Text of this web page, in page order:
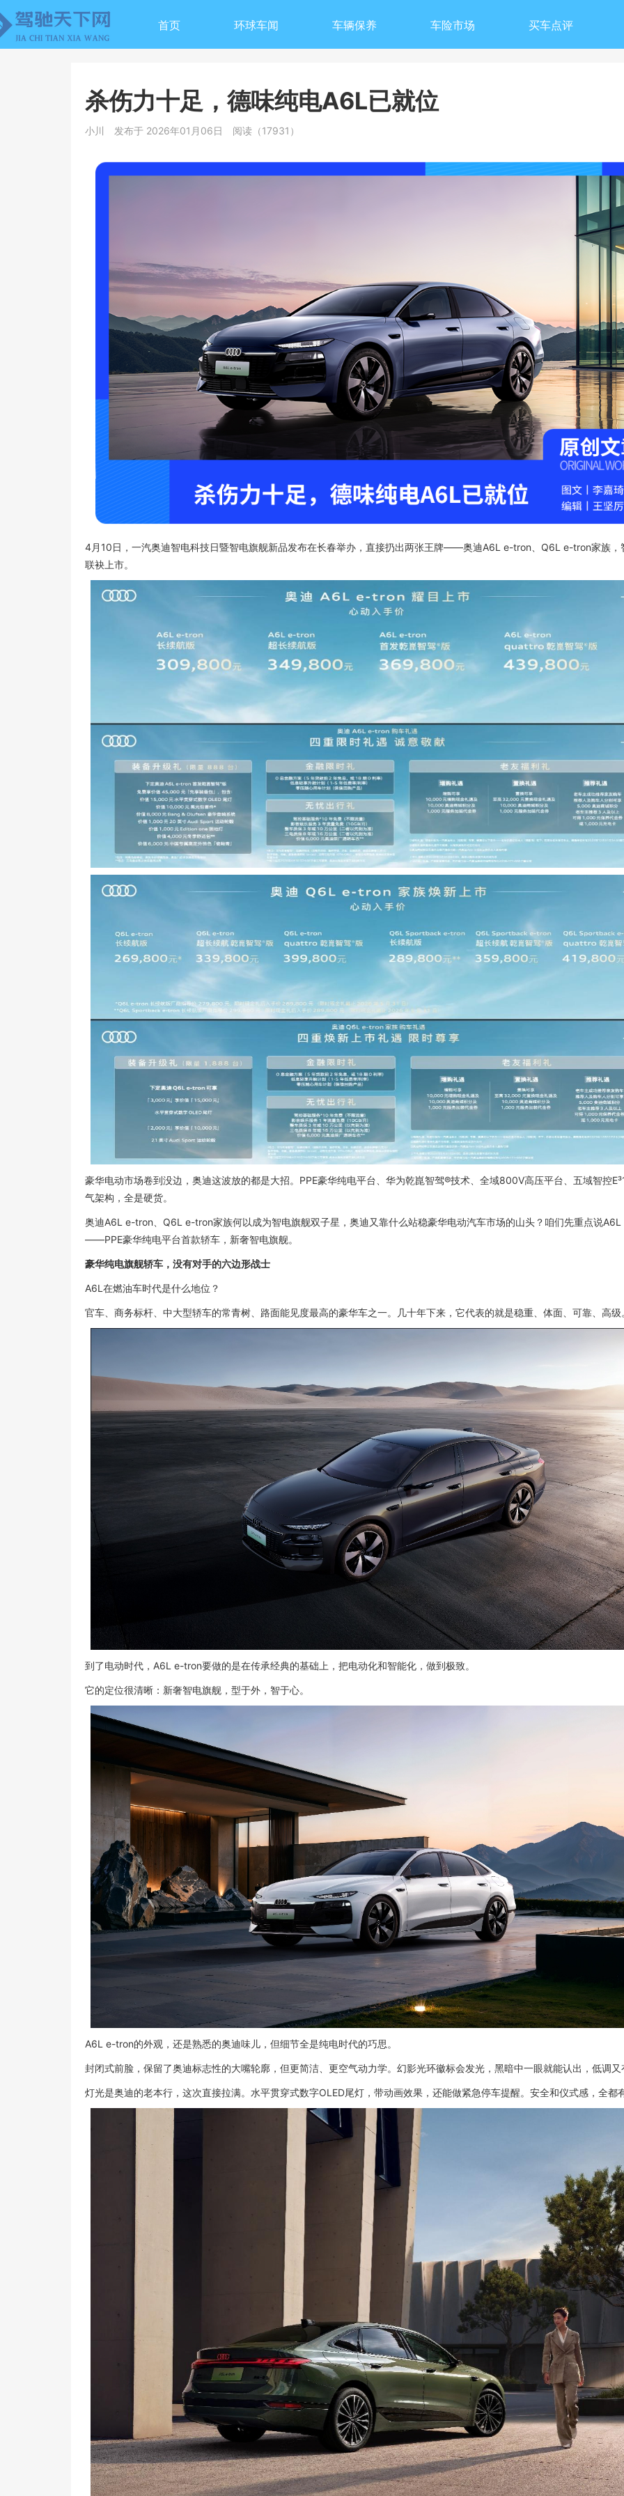
首页 环球车闻 车辆保养 车险市场 买车点评
杀伤力十足，德味纯电A6L已就位
小川 发布于 2026年01月06日 阅读（17931）
4月10日，一汽奥迪智电科技日暨智电旗舰新品发布在长春举办，直接扔出两张王牌——奥迪A6L e-tron、Q6L e-tron家族，
联袂上市。
豪华电动市场卷到没边，奥迪这波放的都是大招。PPE豪华纯电平台、华为乾崑智驾®技术、全域800V高压平台、五域智控
气架构，全是硬货。
奥迪A6L e-tron、Q6L e-tron家族何以成为智电旗舰双子星，奥迪又靠什么站稳豪华电动汽车市场的山头？咱们先重点说
——PPE豪华纯电平台首款轿车，新奢智电旗舰。
豪华纯电旗舰轿车，没有对手的六边形战士
A6L在燃油车时代是什么地位？
官车、商务标杆、中大型轿车的常青树、路面能见度最高的豪华车之一。几十年下来，它代表的就是稳重、体面、可靠、高级
到了电动时代，A6L e-tron要做的是在传承经典的基础上，把电动化和智能化，做到极致。
它的定位很清晰：新奢智电旗舰，型于外，智于心。
A6L e-tron的外观，还是熟悉的奥迪味儿，但细节全是纯电时代的巧思。
封闭式前脸，保留了奥迪标志性的大嘴轮廓，但更简洁、更空气动力学。幻影光环徽标会发光，黑暗中一眼就能认出，低调
灯光是奥迪的老本行，这次直接拉满。水平贯穿式数字OLED尾灯，带动画效果，还能做紧急停车提醒。安全和仪式感，全都